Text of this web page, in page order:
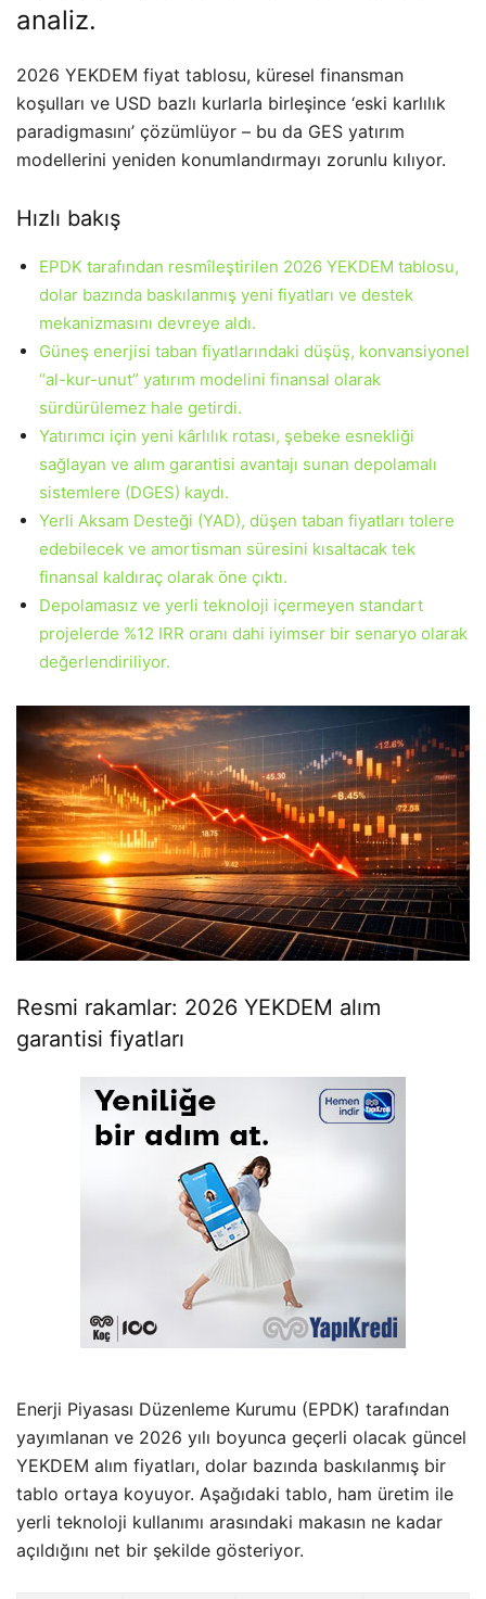
analiz.
2026 YEKDEM fiyat tablosu, küresel finansman
koşulları ve USD bazlı kurlarla birleşince ‘eski karlılık
paradigmasını’ çözümlüyor – bu da GES yatırım
modellerini yeniden konumlandırmayı zorunlu kılıyor.
Hızlı bakış
EPDK tarafından resmîleştirilen 2026 YEKDEM tablosu,
dolar bazında baskılanmış yeni fiyatları ve destek
mekanizmasını devreye aldı.
Güneş enerjisi taban fiyatlarındaki düşüş, konvansiyonel
“al-kur-unut” yatırım modelini finansal olarak
sürdürülemez hale getirdi.
Yatırımcı için yeni kârlılık rotası, şebeke esnekliği
sağlayan ve alım garantisi avantajı sunan depolamalı
sistemlere (DGES) kaydı.
Yerli Aksam Desteği (YAD), düşen taban fiyatları tolere
edebilecek ve amortisman süresini kısaltacak tek
finansal kaldıraç olarak öne çıktı.
Depolamasız ve yerli teknoloji içermeyen standart
projelerde %12 IRR oranı dahi iyimser bir senaryo olarak
değerlendiriliyor.
Resmi rakamlar: 2026 YEKDEM alım
garantisi fiyatları
Enerji Piyasası Düzenleme Kurumu (EPDK) tarafından
yayımlanan ve 2026 yılı boyunca geçerli olacak güncel
YEKDEM alım fiyatları, dolar bazında baskılanmış bir
tablo ortaya koyuyor. Aşağıdaki tablo, ham üretim ile
yerli teknoloji kullanımı arasındaki makasın ne kadar
açıldığını net bir şekilde gösteriyor.